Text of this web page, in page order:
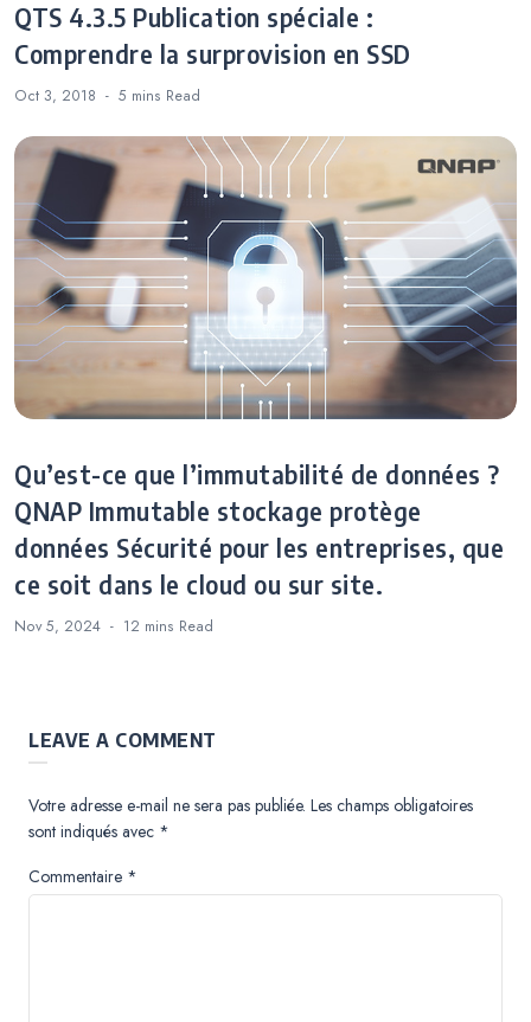
QTS 4.3.5 Publication spéciale :
Comprendre la surprovision en SSD
Oct 3, 2018 5 mins Read
Qu’est-ce que l’immutabilité de données ?
QNAP Immutable stockage protège
données Sécurité pour les entreprises, que
ce soit dans le cloud ou sur site.
Nov 5, 2024 12 mins Read
LEAVE A COMMENT
Votre adresse e-mail ne sera pas publiée. Les champs obligatoires
sont indiqués avec *
Commentaire *